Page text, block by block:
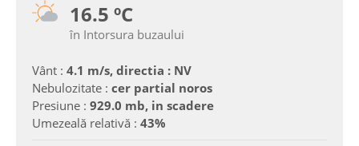
16.5 ºC
în Intorsura buzaului
Vânt : 4.1 m/s, directia : NV
Nebulozitate : cer partial noros
Presiune : 929.0 mb, in scadere
Umezeală relativă : 43%